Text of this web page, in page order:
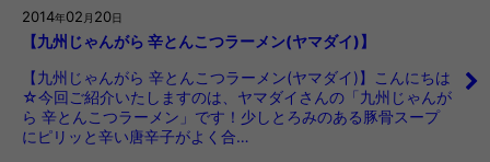
2014年02 月 20日
【九州じゃんがら 辛とんこつラーメン(ヤマダイ)】
【九州じゃんがら 辛とんこつラーメン(ヤマダイ)】こんにちは
☆今回ご紹介いたしますのは、ヤマダイさんの「九州じゃんが
ら 辛とんこつラーメン」です！少しとろみのある豚骨スープ
にピリッと辛い唐辛子がよく合…